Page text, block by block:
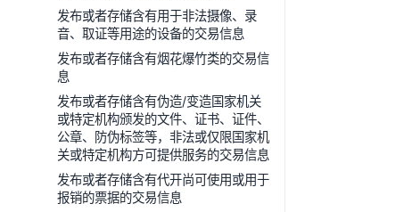
发布或者存储含有用于非法摄像、录
音、取证等用途的设备的交易信息
发布或者存储含有烟花爆竹类的交易信
息
发布或者存储含有伪造/变造国家机关
或特定机构颁发的文件、证书、证件、
公章、防伪标签等，非法或仅限国家机
关或特定机构方可提供服务的交易信息
发布或者存储含有代开尚可使用或用于
报销的票据的交易信息